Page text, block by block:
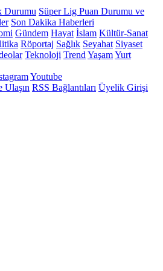
Durumu Süper Lig Puan Durumu ve
Son Dakika Haberleri
Gündem Hayat İslam Kültür-Sanat
Röportaj Sağlık Seyahat Siyaset
Teknoloji Trend YaşamYurt
Youtube
Ulaşın RSS Bağlantıları Üyelik Girişi